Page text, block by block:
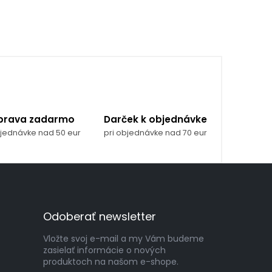
zadarmo
nad 50 eur
Darček k objednávke
pri objednávke nad 70 eur
Odoberať newsletter
Vložte svoj e-mail a my Vám budeme
zasielať informácie o nových
produktoch na našom e-shope.